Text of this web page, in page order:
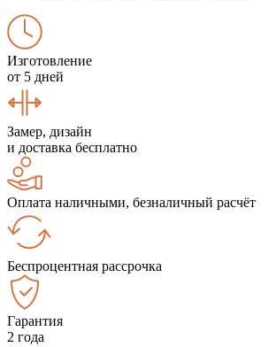
Изготовление
от 5 дней
Замер, дизайн
и доставка бесплатно
Оплата наличными, безналичный расчёт
Беспроцентная рассрочка
Гарантия
2 года